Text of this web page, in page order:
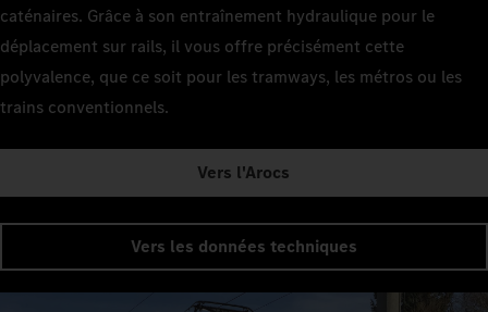
caténaires. Grâce à son entraînement hydraulique pour le
déplacement sur rails, il vous offre précisément cette
polyvalence, que ce soit pour les tramways, les métros ou les
trains conventionnels.
Vers l'Arocs
Vers les données techniques